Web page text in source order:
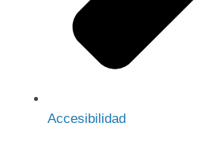
Accesibilidad